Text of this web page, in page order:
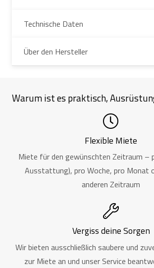
Technische Daten
Über den Hersteller
Warum ist es praktisch,
Flexible Miete
Miete für den gewünschten Zeitraum –
Ausstattung), pro Woche, pro Monat
anderen Zeitraum
Vergiss deine Sorgen
Wir bieten ausschließlich saubere und
zur Miete an und unser Service